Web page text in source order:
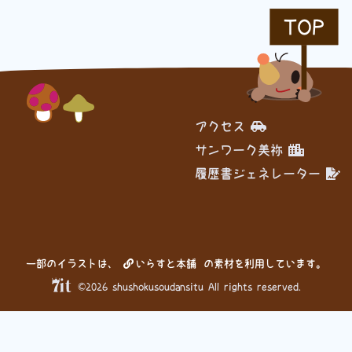
TOP
アクセス
サンワーク美祢
履歴書ジェネレーター
一部のイラストは、 いらすと本舗 の素材を利用しています。
©2026 shushokusoudansitu All rights reserved.